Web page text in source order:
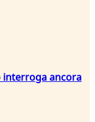
interroga ancora